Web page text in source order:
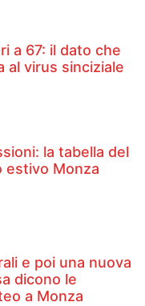
a 67: il dato che
al virus sinciziale
la tabella del
estivo Monza
e poi una nuova
dicono le
a Monza